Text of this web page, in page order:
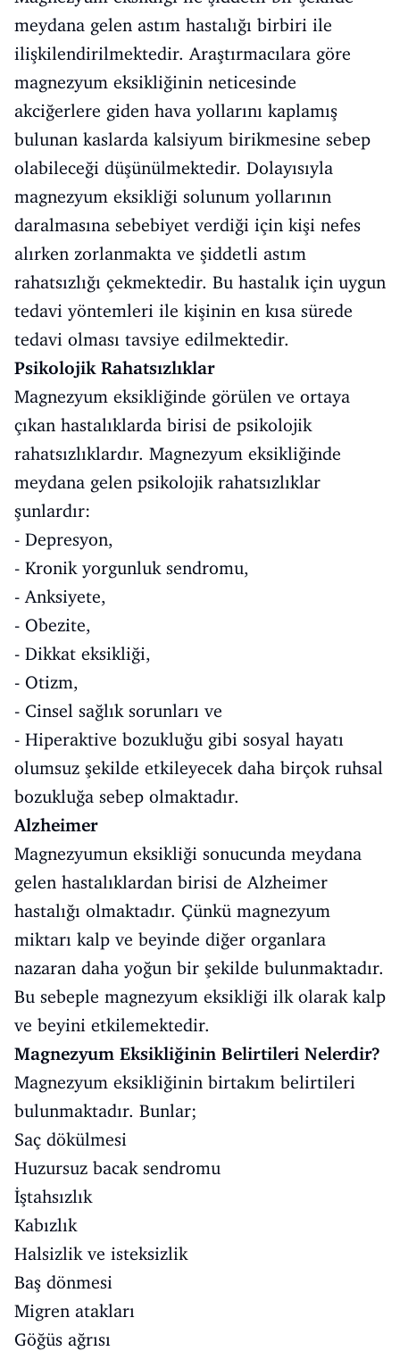
meydana gelen astım hastalığı birbiri ile
ilişkilendirilmektedir. Araştırmacılara göre
magnezyum eksikliğinin neticesinde
akciğerlere giden hava yollarını kaplamış
bulunan kaslarda kalsiyum birikmesine sebep
olabileceği düşünülmektedir. Dolayısıyla
magnezyum eksikliği solunum yollarının
daralmasına sebebiyet verdiği için kişi nefes
alırken zorlanmakta ve şiddetli astım
rahatsızlığı çekmektedir. Bu hastalık için uygun
tedavi yöntemleri ile kişinin en kısa sürede
tedavi olması tavsiye edilmektedir.
Psikolojik Rahatsızlıklar
Magnezyum eksikliğinde görülen ve ortaya
çıkan hastalıklarda birisi de psikolojik
rahatsızlıklardır. Magnezyum eksikliğinde
meydana gelen psikolojik rahatsızlıklar
şunlardır:
- Depresyon,
- Kronik yorgunluk sendromu,
- Anksiyete,
- Obezite,
- Dikkat eksikliği,
- Otizm,
- Cinsel sağlıksorunları ve
- Hiperaktive bozukluğu gibi sosyal hayatı
olumsuz şekilde etkileyecek daha birçok ruhsal
bozukluğa sebep olmaktadır.
Alzheimer
Magnezyumun eksikliği sonucunda meydana
gelen hastalıklardan birisi de Alzheimer
hastalığı olmaktadır. Çünkü magnezyum
miktarı kalp ve beyinde diğer organlara
nazaran daha yoğun bir şekilde bulunmaktadır.
Bu sebeple magnezyum eksikliği ilk olarak kalp
ve beyini etkilemektedir.
Magnezyum Eksikliğinin Belirtileri Nelerdir?
Magnezyum eksikliğinin birtakım belirtileri
bulunmaktadır. Bunlar;
Saç dökülmesi
Huzursuz bacak sendromu
İştahsızlık
Kabızlık
Halsizlik ve isteksizlik
Baş dönmesi
Migren atakları
Göğüs ağrısı